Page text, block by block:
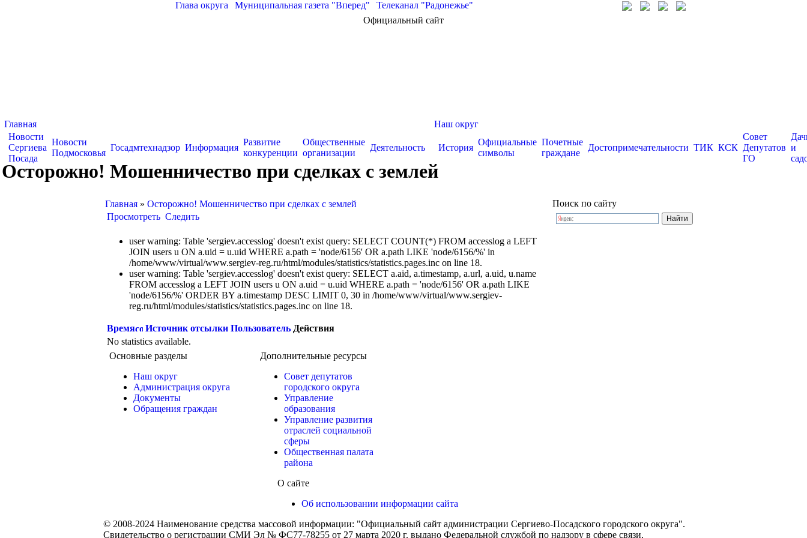
Глава округа Муниципальная газета "Вперед"
Телеканал "Радонежье"
Официальный сайт
Главная
Новости
Сергиева
Посада
Новости
Подмосковья
Госадмтехнадзор Информация
Развитие
конкуренции
Общественные
организации
Деятельность
Наш округ
История
Официальные
символы
Почетные
граждане
Достопримечательности ТИК КСК
Совет
Депутатов
ГО
и
Осторожно! Мошенничество при сделках с землей
Главная » Осторожно! Мошенничество при сделках с землей
Просмотреть Следить
user warning: Table 'sergiev.accesslog' doesn't exist query: SELECT COUNT(*) FROM accesslog a LEFT
JOIN users u ON a.uid = u.uid WHERE a.path = 'node/6156' OR a.path LIKE 'node/6156/%' in
/home/www/virtual/www.sergiev-reg.ru/html/modules/statistics/statistics.pages.inc on line 18.
user warning: Table 'sergiev.accesslog' doesn't exist query: SELECT a.aid, a.timestamp, a.url, a.uid, u.name
FROM accesslog a LEFT JOIN users u ON a.uid = u.uid WHERE a.path = 'node/6156' OR a.path LIKE
'node/6156/%' ORDER BY a.timestamp DESC LIMIT 0, 30 in /home/www/virtual/www.sergiev-
reg.ru/html/modules/statistics/statistics.pages.inc on line 18.
Время Источник отсылки Пользователь Действия
No statistics available.
Поиск по сайту
Основные разделы
Наш округ
Администрация округа
Документы
Обращения граждан
Дополнительные ресурсы
Совет депутатов
городского округа
Управление
образования
Управление развития
отраслей социальной
сферы
Общественная палата
района
О сайте
Об использовании информации сайта
© 2008-2024 Наименование средства массовой информации: "Официальный сайт администрации Сергиево-Посадского городского округа".
Свидетельство о регистрации СМИ Эл № ФС77-78255 от 27 марта 2020 г. выдано Федеральной службой по надзору в сфере связи,